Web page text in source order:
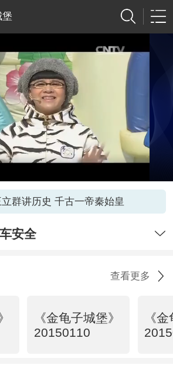
群讲历史 千古一帝秦始皇
安全
查看更多
《金龟子城堡》
20150110
《